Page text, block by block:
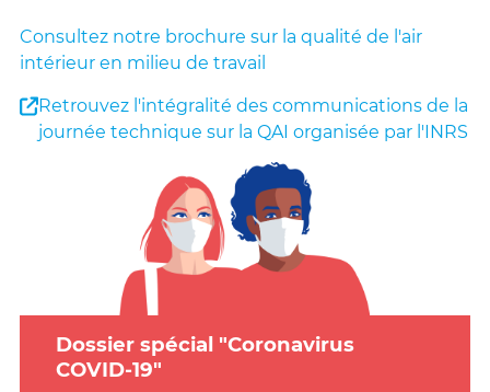
Consultez notre brochure sur la qualité de l'air
intérieur en milieu de travail
Retrouvez l'intégralité des communications de la
journée technique sur la QAI organisée par l'INRS
Dossier spécial "Coronavirus
COVID-19"